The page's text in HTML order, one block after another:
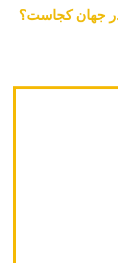
در جهان کجاست؟